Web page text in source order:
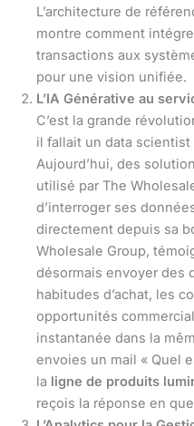
L’architecture de
montre comment
transactions aux
pour une vision unifiée.
L’IA Générative au
C’est la grande
il fallait un data
Aujourd’hui, des
utilisé par The
d’interroger ses
directement depuis sa
Wholesale Group,
désormais envoyer des
habitudes d’achat, les
opportunités
instantanée dans la
envoies un mail « Quel
la ligne de produits
reçois la réponse en